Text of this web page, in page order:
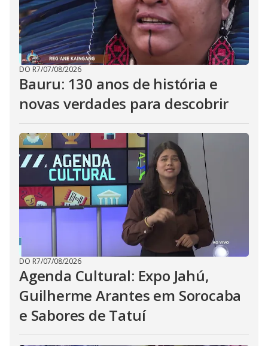
DO R7/07/08/2026
Bauru: 130 anos de história e
novas verdades para descobrir
DO R7/07/08/2026
Agenda Cultural: Expo Jahú,
Guilherme Arantes em Sorocaba
e Sabores de Tatuí